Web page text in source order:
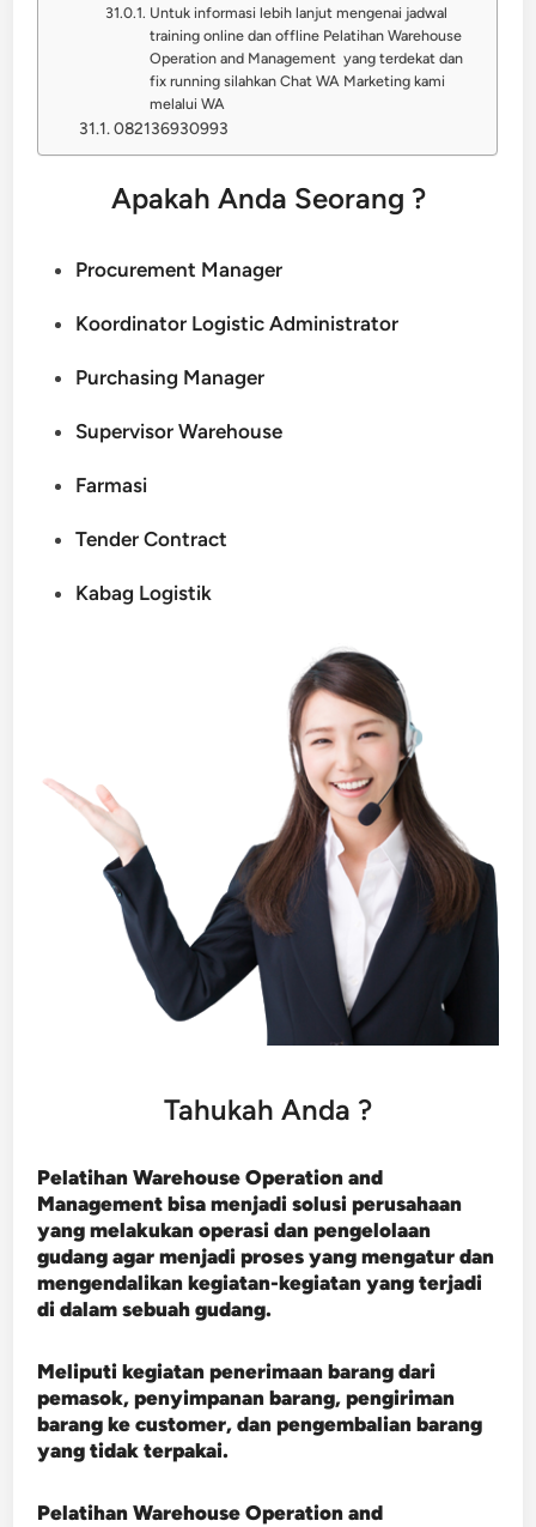
Untuk informasi lebih lanjut mengenai jadwal
training online dan offline Pelatihan Warehouse
Operation and Management yang terdekat dan
fix running silahkan Chat WA Marketing kami
melalui WA
082136930993
Apakah Anda Seorang ?
Procurement Manager
Koordinator Logistic Administrator
Purchasing Manager
Supervisor Warehouse
Farmasi
Tender Contract
Kabag Logistik
Tahukah Anda ?
Pelatihan Warehouse Operation and
Management bisa menjadi solusi perusahaan
yang melakukan operasi dan pengelolaan
gudang agar menjadi proses yang mengatur dan
mengendalikan kegiatan-kegiatan yang terjadi
di dalam sebuah gudang.
Meliputi kegiatan penerimaan barang dari
pemasok, penyimpanan barang, pengiriman
barang ke customer, dan pengembalian barang
yang tidak terpakai.
Pelatihan Warehouse Operation and